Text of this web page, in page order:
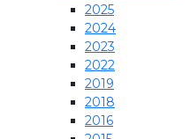
2025
2024
2023
2022
2019
2018
2016